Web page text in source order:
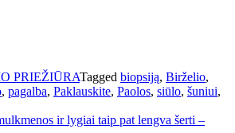
PRIEŽIŪRATagged biopsiją, Birželio,
, pagalba, Paklauskite, Paolos, siūlo, šuniui,
ir lygiai taip pat lengva šerti –